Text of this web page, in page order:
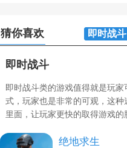
猜你喜欢 即时战斗
即时战斗
即时战斗类的游戏值得就是玩
式，玩家也是非常的可观，这
里面，让玩家更快的取得游戏的
绝地求生